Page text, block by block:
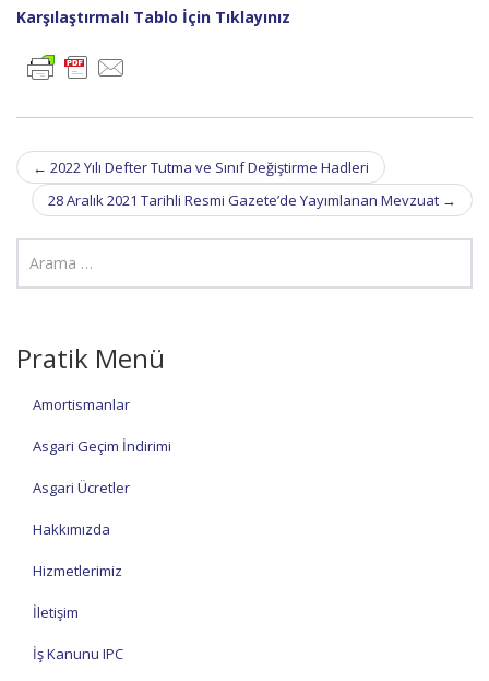
Karşılaştırmalı Tablo İçin Tıklayınız
Post
navigation
← 2022 Yılı Defter Tutma ve Sınıf Değiştirme Hadleri
28 Aralık 2021 Tarihli Resmi Gazete’de Yayımlanan Mevzuat →
Pratik Menü
Amortismanlar
Asgari Geçim İndirimi
Asgari Ücretler
Hakkımızda
Hizmetlerimiz
İletişim
İş Kanunu IPC